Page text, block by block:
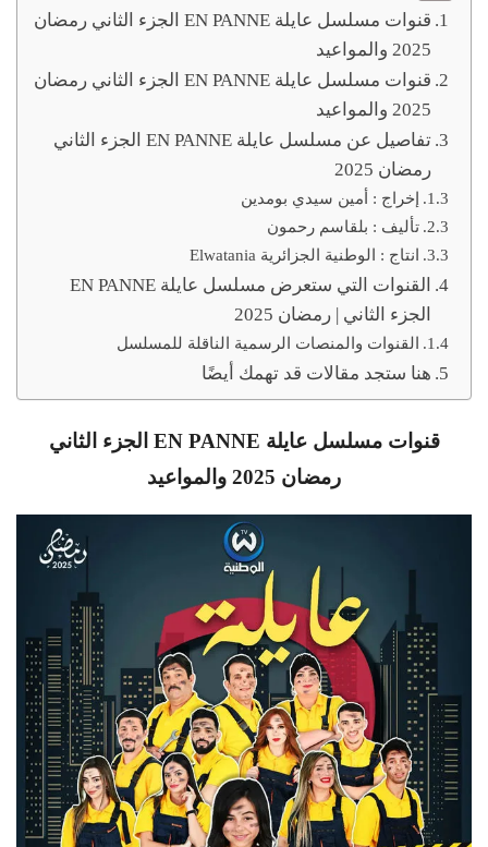
قنوات مسلسل عايلة EN PANNE الجزء الثاني رمضان
2025 والمواعيد
قنوات مسلسل عايلة EN PANNE الجزء الثاني رمضان
2025 والمواعيد
تفاصيل عن مسلسل عايلة EN PANNE الجزء الثاني
رمضان 2025
ﺇﺧﺮاﺝ : أمين سيدي بومدين
ﺗﺄﻟﻴﻒ : بلقاسم رحمون
اﻧﺘﺎﺝ : الوطنية الجزائرية Elwatania
القنوات التي ستعرض مسلسل عايلة EN PANNE
الجزء الثاني | رمضان 2025
القنوات والمنصات الرسمية الناقلة للمسلسل
هنا ستجد مقالات قد تهمك أيضًا
قنوات مسلسل عايلة EN PANNE الجزء الثاني
رمضان 2025 والمواعيد